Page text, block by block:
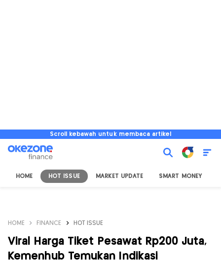
Scroll kebawah untuk membaca artikel
HOME HOT ISSUE MARKET UPDATE SMART MONEY
HOME FINANCE HOT ISSUE
Viral Harga Tiket Pesawat Rp200 Juta,
Kemenhub Temukan Indikasi